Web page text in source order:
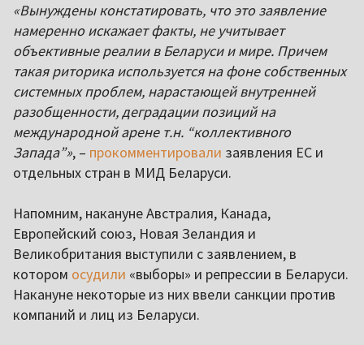
«Вынуждены констатировать, что это заявление
намеренно искажает факты, не учитывает
объективные реалии в Беларуси и мире. Причем
такая риторика используется на фоне собственных
системных проблем, нарастающей внутренней
разобщенности, деградации позиций на
международной арене т.н. “коллективного
Запада”», – прокомментировали заявления ЕС и
отдельных стран в МИД Беларуси.
Напомним, накануне Австралия, Канада,
Европейский союз, Новая Зеландия и
Великобритания выступили с заявлением, в
котором осудили «выборы» и репрессии в Беларуси.
Накануне некоторые из них ввели санкции против
компаний и лиц из Беларуси.